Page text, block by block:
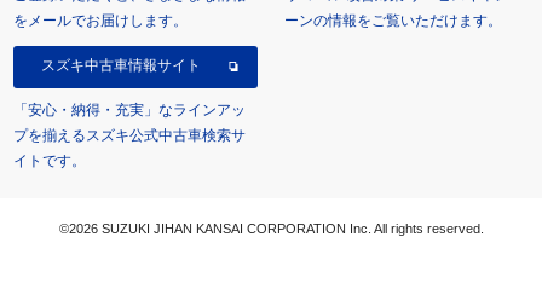
をメールでお届けします。
ーンの情報をご覧いただけます。
スズキ中古車情報サイト
「安心・納得・充実」なラインアッ
プを揃えるスズキ公式中古車検索サ
イトです。
©2026 SUZUKI JIHAN KANSAI CORPORATION Inc. All rights reserved.